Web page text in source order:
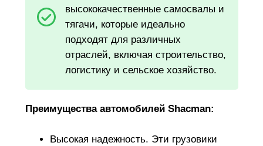
высококачественные самосвалы и
тягачи, которые идеально
подходят для различных
отраслей, включая строительство,
логистику и сельское хозяйство.
Преимущества автомобилей Shacman:
Высокая надежность. Эти грузовики